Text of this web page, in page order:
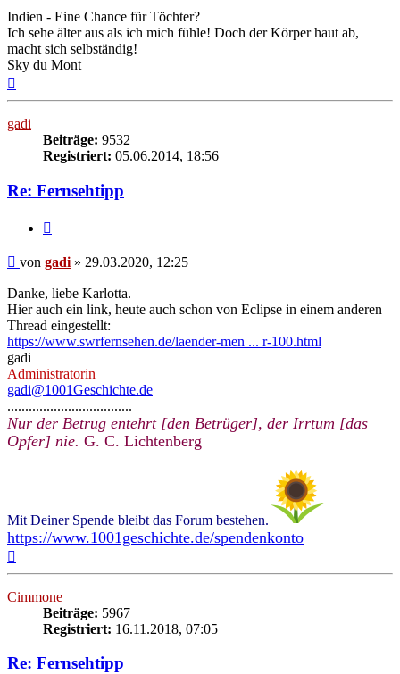
Indien - Eine Chance für Töchter?
Ich sehe älter aus als ich mich fühle! Doch der Körper haut ab,
macht sich selbständig!
Sky du Mont
gadi
Beiträge: 9532
Registriert: 05.06.2014, 18:56
Re: Fernsehtipp
Beitrag
von gadi » 29.03.2020, 12:25
Danke, liebe Karlotta.
Hier auch ein link, heute auch schon von Eclipse in einem anderen
Thread eingestellt:
https://www.swrfernsehen.de/laender-men ... r-100.html
gadi
Administratorin
gadi@1001Geschichte.de
...................................
Nur der Betrug entehrt [den Betrüger], der Irrtum [das
Opfer] nie. G. C. Lichtenberg
Mit Deiner Spende bleibt das Forum bestehen.
https://www.1001geschichte.de/spendenkonto
Cimmone
Beiträge: 5967
Registriert: 16.11.2018, 07:05
Re: Fernsehtipp